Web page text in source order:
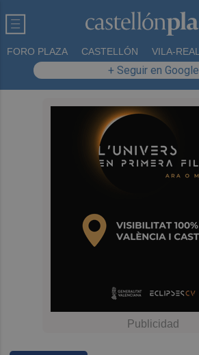
FORO PLAZA CASTELLÓN VILA-REAL
+ Seguir en Google